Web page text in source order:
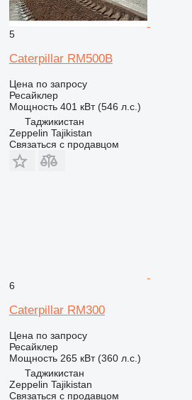
5
Caterpillar RM500B
Цена по запросу
Ресайклер
Мощность 401 кВт (546 л.с.)
Таджикистан
Zeppelin Tajikistan
Связаться с продавцом
6
Caterpillar RM300
Цена по запросу
Ресайклер
Мощность 265 кВт (360 л.с.)
Таджикистан
Zeppelin Tajikistan
Связаться с продавцом